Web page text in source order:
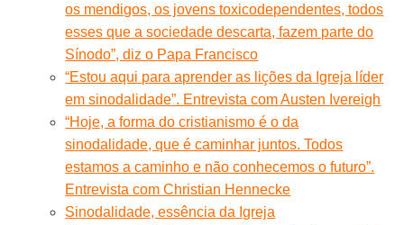
os mendigos, os jovens toxicodependentes, todos
esses que a sociedade descarta, fazem parte do
Sínodo”, diz o Papa Francisco
“Estou aqui para aprender as lições da Igreja líder
em sinodalidade”. Entrevista com Austen Ivereigh
“Hoje, a forma do cristianismo é o da
sinodalidade, que é caminhar juntos. Todos
estamos a caminho e não conhecemos o futuro”.
Entrevista com Christian Hennecke
Sinodalidade, essência da Igreja